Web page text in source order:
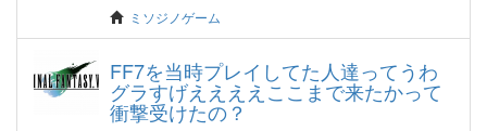
ミソジノゲーム
FF7を当時プレイしてた人達ってうわ
グラすげええええここまで来たかって
衝撃受けたの？